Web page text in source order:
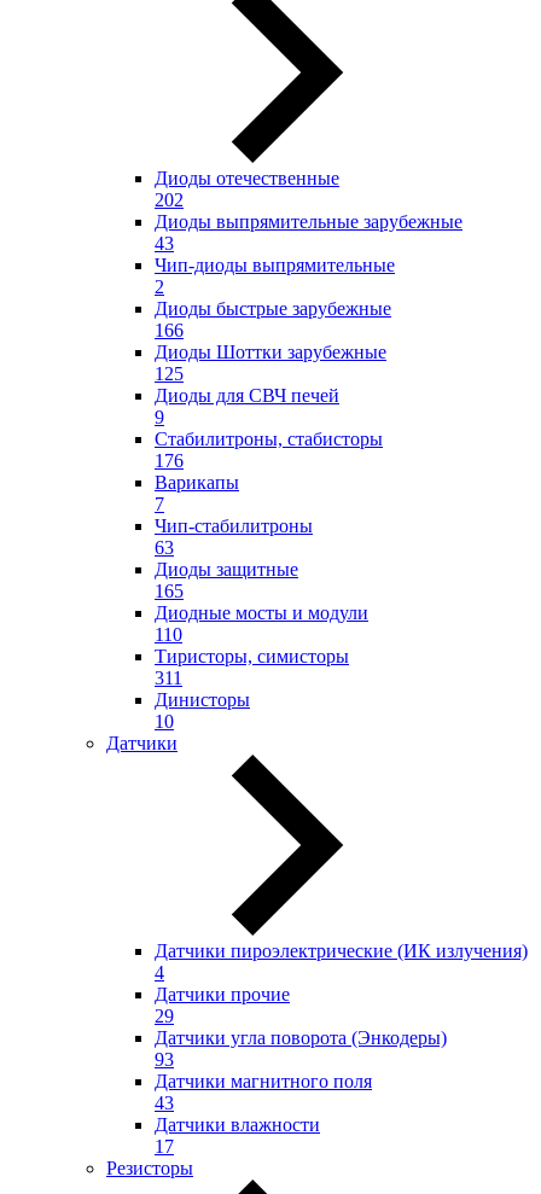
Диоды отечественные
202
Диоды выпрямительные зарубежные
43
Чип-диоды выпрямительные
2
Диоды быстрые зарубежные
166
Диоды Шоттки зарубежные
125
Диоды для СВЧ печей
9
Стабилитроны, стабисторы
176
Варикапы
7
Чип-стабилитроны
63
Диоды защитные
165
Диодные мосты и модули
110
Тиристоры, симисторы
311
Динисторы
10
Датчики
Датчики пироэлектрические (ИК излучения)
4
Датчики прочие
29
Датчики угла поворота (Энкодеры)
93
Датчики магнитного поля
43
Датчики влажности
17
Резисторы